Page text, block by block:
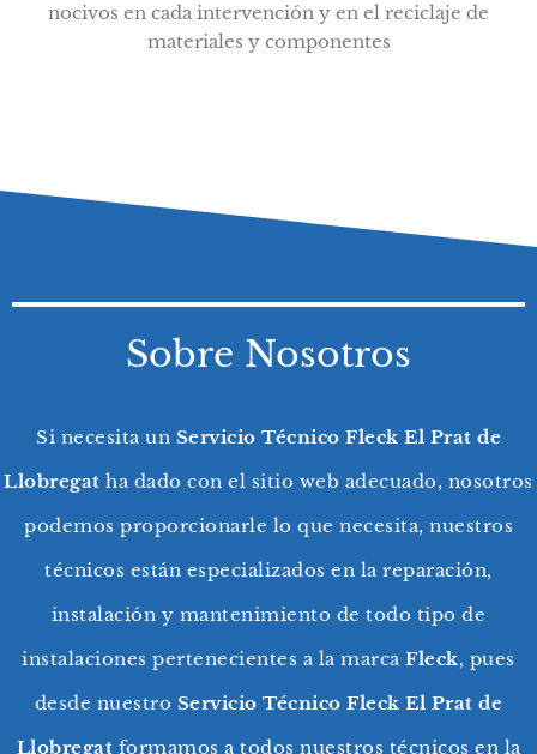
nocivos en cada intervención y en el reciclaje de
materiales y componentes
Sobre Nosotros
Si necesita un Servicio Técnico Fleck El Prat de
Llobregat ha dado con el sitio web adecuado, nosotros
podemos proporcionarle lo que necesita, nuestros
técnicos están especializados en la reparación,
instalación y mantenimiento de todo tipo de
instalaciones pertenecientes a la marcaFleck, pues
desde nuestro Servicio Técnico Fleck El Prat de
Llobregat formamos a todos nuestros técnicos en la